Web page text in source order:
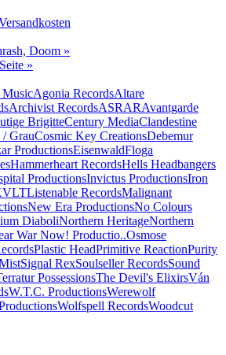
Doom »
»
MusicAgonia RecordsAltare
Archivist RecordsASRARAvantgarde
BrigitteCentury MediaClandestine
GrauCosmic Key CreationsDebemur
ProductionsEisenwaldFloga
Hammerheart RecordsHells Headbangers
ProductionsInvictus ProductionsIron
Listenable RecordsMalignant
New Era ProductionsNo Colours
DiaboliNorthern HeritageNorthern
War Now! Productio..Osmose
Plastic HeadPrimitive ReactionPurity
Signal RexSoulseller RecordsSound
PossessionsThe Devil's ElixirsVán
W.T.C. ProductionsWerewolf
Wolfspell RecordsWoodcut